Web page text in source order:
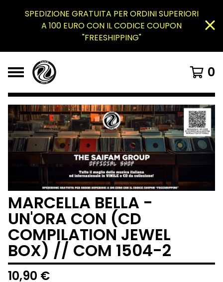
SPEDIZIONE GRATUITA PER ORDINI SUPERIORI
A 100 EURO CON IL CODICE COUPON
"FREESHIPPING"
0
MARCELLA BELLA -
UN'ORA CON (CD
COMPILATION JEWEL
BOX) // COM 1504-2
10,90 €